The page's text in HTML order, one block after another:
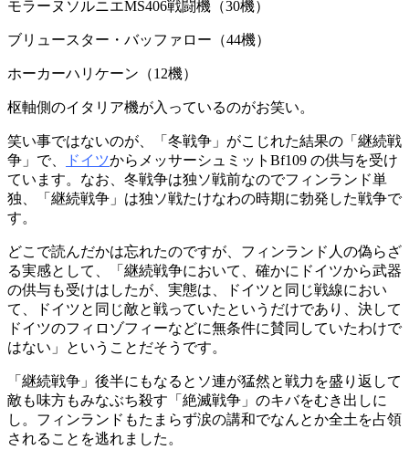
モラーヌソルニエMS406戦闘機（30機）
ブリュースター・バッファロー（44機）
ホーカーハリケーン（12機）
枢軸側のイタリア機が入っているのがお笑い。
笑い事ではないのが、「冬戦争」がこじれた結果の「継続戦
争」で、
ドイツからメッサーシュミットBf109 の供与を受け
ています。なお、冬戦争は独ソ戦前なのでフィンランド単
独、「継続戦争」は独ソ戦たけなわの時期に勃発した戦争で
す。
どこで読んだかは忘れたのですが、フィンランド人の偽らざ
る実感として、「継続戦争において、確かにドイツから武器
の供与も受けはしたが、実態は、ドイツと同じ戦線におい
て、ドイツと同じ敵と戦っていたというだけであり、決して
ドイツのフィロゾフィーなどに無条件に賛同していたわけで
はない」ということだそうです。
「継続戦争」後半にもなるとソ連が猛然と戦力を盛り返して
敵も味方もみなぶち殺す「絶滅戦争」のキバをむき出しに
し。フィンランドもたまらず涙の講和でなんとか全土を占領
されることを逃れました。